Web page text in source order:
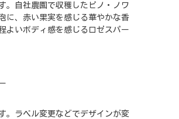
。自社農園で収穫したピノ・ノワ
に、赤い果実を感じる華やかな香
よいボディ感を感じるロゼスパー
。ラベル変更などでデザインが変